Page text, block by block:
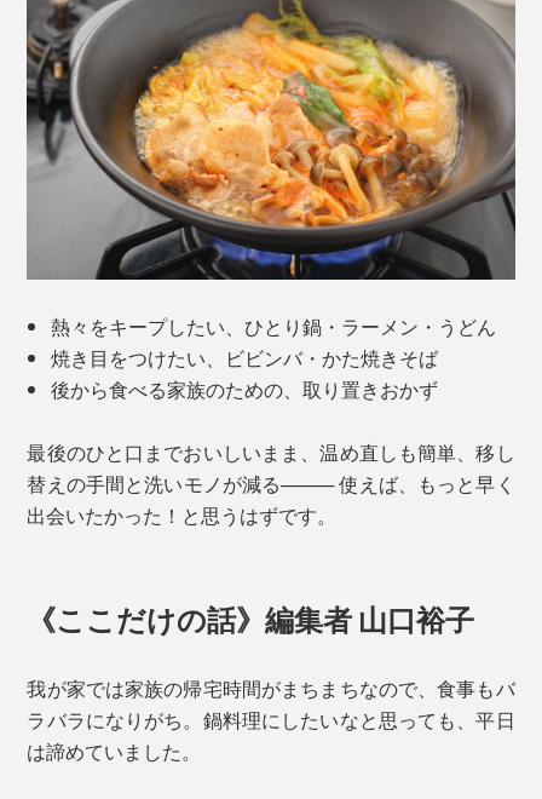
熱々をキープしたい、ひとり鍋・ラーメン・うどん
焼き目をつけたい、ビビンバ・かた焼きそば
後から食べる家族のための、取り置きおかず
最後のひと口までおいしいまま、温め直しも簡単、移し
替えの手間と洗いモノが減る──── 使えば、もっと早く
出会いたかった！と思うはずです。
《ここだけの話》編集者 山口裕子
我が家では家族の帰宅時間がまちまちなので、食事もバ
ラバラになりがち。鍋料理にしたいなと思っても、平日
は諦めていました。